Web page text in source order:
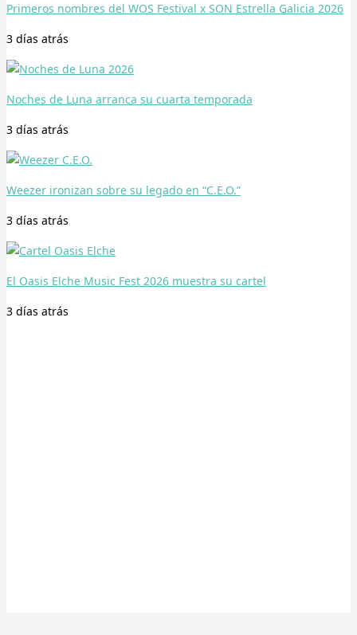
Primeros nombres del WOS Festival x SON Estrella Galicia 2026
3 días atrás
Noches de Luna arranca su cuarta temporada
3 días atrás
Weezer ironizan sobre su legado en “C.E.O.”
3 días atrás
El Oasis Elche Music Fest 2026 muestra su cartel
3 días atrás